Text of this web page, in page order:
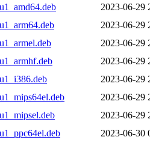
2023-06-29
2023-06-29
2023-06-29
2023-06-29
2023-06-29
2023-06-29
2023-06-29
2023-06-30